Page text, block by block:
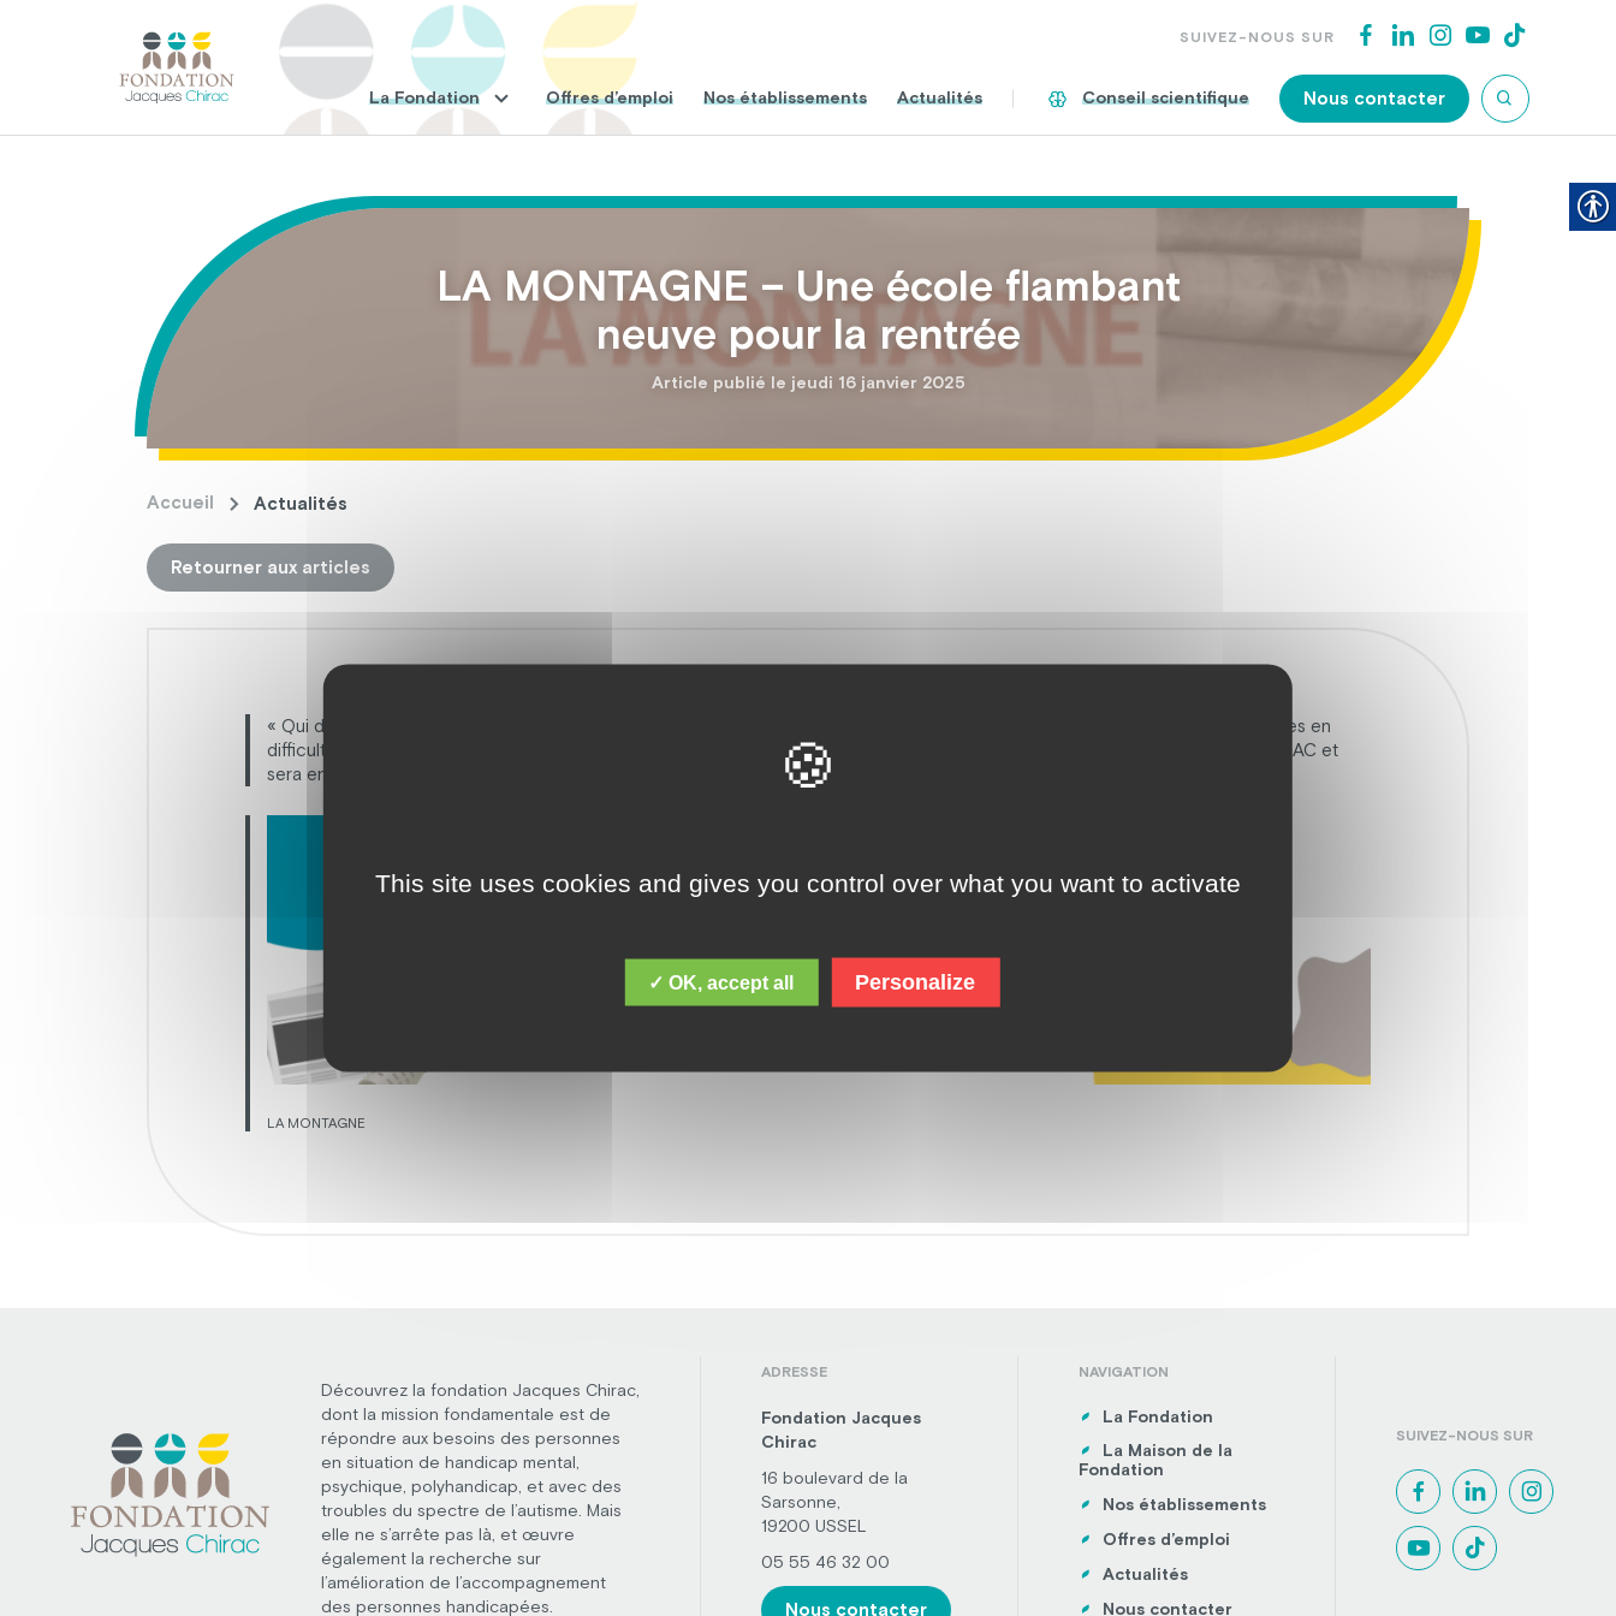
SUIVEZ-NOUS SUR
La Fondation Offres d’emploi Nos établissements Actualités Conseil scientifique Nous contacter
LA MONTAGNE – Une école flambant
neuve pour la rentrée
Article publié le jeudi 16 janvier 2025
Accueil Actualités
Retourner aux articles
« Qui dit nouvelle école dit aussi nouveau dispositif. La première sera la classe d’autorégulation, permettant de suivre des élèves en
difficulté, dans un système classique, et leur permettre d’avoir un suivi selon leurs besoins. Elle est portée par la Fondation CHIRAC et
sera encadrée par deux éducatrices et un enseignant. »
LA MONTAGNE
Découvrez la fondation Jacques Chirac,
dont la mission fondamentale est de
répondre aux besoins des personnes
en situation de handicap mental,
psychique, polyhandicap, et avec des
troubles du spectre de l’autisme. Mais
elle ne s’arrête pas là, et œuvre
également la recherche sur
l’amélioration de l’accompagnement
des personnes handicapées.
ADRESSE
Fondation Jacques
Chirac
16 boulevard de la
Sarsonne,
19200 USSEL
05 55 46 32 00
Nous contacter
NAVIGATION
La Fondation
La Maison de la
Fondation
Nos établissements
Offres d’emploi
Actualités
Nous contacter
SUIVEZ-NOUS SUR
This site uses cookies and gives you control over what you want to activate
✓ OK, accept all Personalize